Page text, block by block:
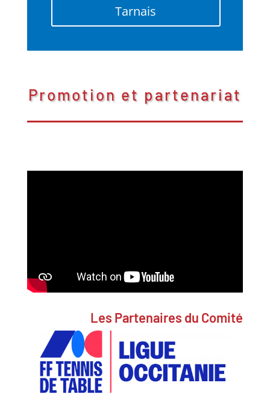
Tarnais
Promotion et partenariat
Les Partenaires du Comité